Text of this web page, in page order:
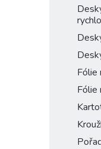
Fólie
Fólie